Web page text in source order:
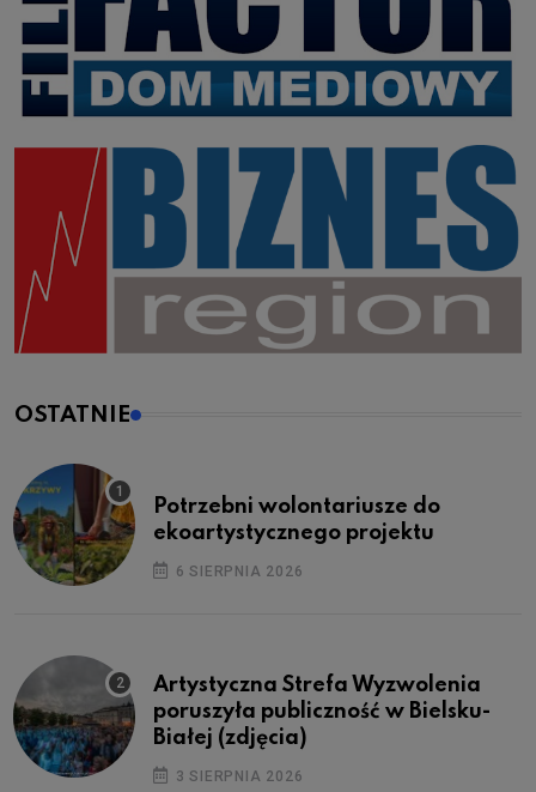
OSTATNIE
Potrzebni wolontariusze do
ekoartystycznego projektu
6 SIERPNIA 2026
Artystyczna Strefa Wyzwolenia
poruszyła publiczność w Bielsku-
Białej (zdjęcia)
3 SIERPNIA 2026